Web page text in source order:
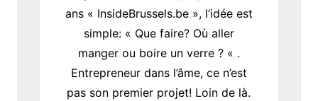
ans « InsideBrussels.be », l’idée est
simple: « Que faire? Où aller
manger ou boire un verre ? « .
Entrepreneur dans l’âme, ce n’est
pas son premier projet! Loin de là.